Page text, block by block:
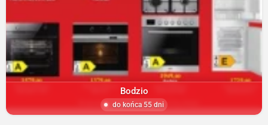
Bodzio
do końca 55 dni